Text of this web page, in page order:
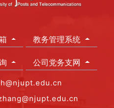
教务管理系统
公司党务支网